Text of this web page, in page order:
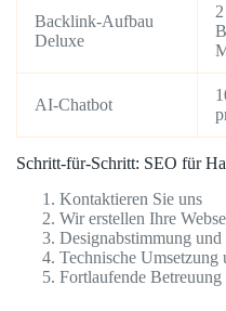
Backlink-Aufbau
Deluxe
AI-Chatbot
Schritt-für-Schritt: SEO für
Kontaktieren Sie uns
Wir erstellen Ihre
Designabstimmung und
Technische Umsetzung
Fortlaufende